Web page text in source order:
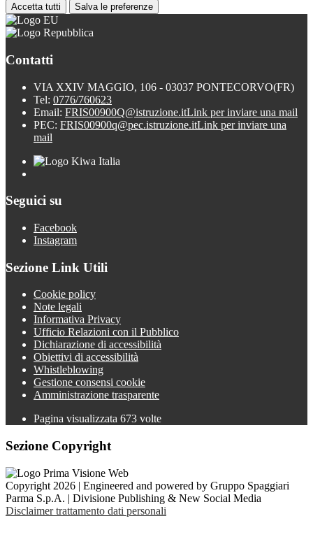
Accetta tutti Salva le preferenze
Contatti
VIA XXIV MAGGIO, 106 - 03037 PONTECORVO(FR)
Tel: 0776/760623
Email: FRIS00900Q@istruzione.itLink per inviare una mail
PEC: FRIS00900q@pec.istruzione.itLink per inviare una
mail
Seguici su
Facebook
Instagram
Sezione Link Utili
Cookie policy
Note legali
Informativa Privacy
Ufficio Relazioni con il Pubblico
Dichiarazione di accessibilità
Obiettivi di accessibilità
Whistleblowing
Gestione consensi cookie
Amministrazione trasparente
Pagina visualizzata 673 volte
Sezione Copyright
Copyright 2026 | Engineered and powered by Gruppo Spaggiari
Parma S.p.A. | Divisione Publishing & New Social Media
Disclaimer trattamento dati personali